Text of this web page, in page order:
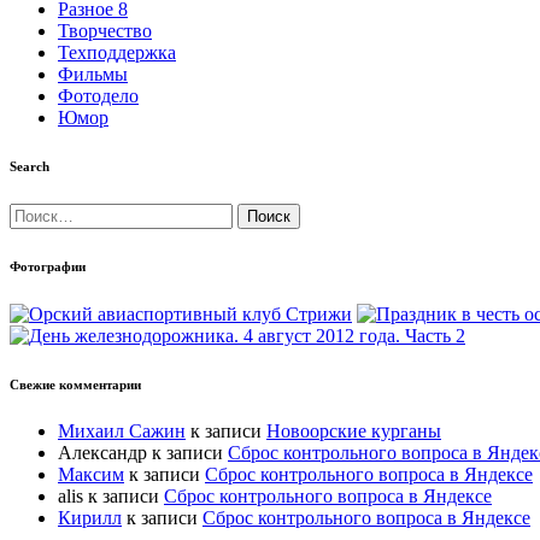
Разное 8
Творчество
Техподдержка
Фильмы
Фотодело
Юмор
Search
Найти:
Фотографии
Свежие комментарии
Михаил Сажин к записи Новоорские курганы
Александр к записи Сброс контрольного вопроса в
Максим к записи Сброс контрольного вопроса в Яндексе
alis к записи Сброс контрольного вопроса в Яндексе
Кирилл к записи Сброс контрольного вопроса в Яндексе